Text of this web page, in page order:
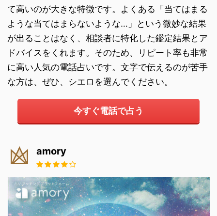
て高いのが大きな特徴です。よくある「当てはまる
ような当てはまらないような…」という微妙な結果
が出ることはなく、相談者に特化した鑑定結果とア
ドバイスをくれます。そのため、リピート率も非常
に高い人気の電話占いです。文字で伝えるのが苦手
な方は、ぜひ、シエロを選んでください。
今すぐ電話で占う
amory